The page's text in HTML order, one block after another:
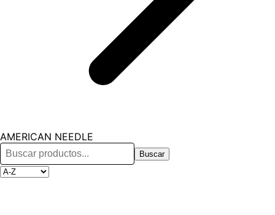
AMERICAN NEEDLE
Buscar